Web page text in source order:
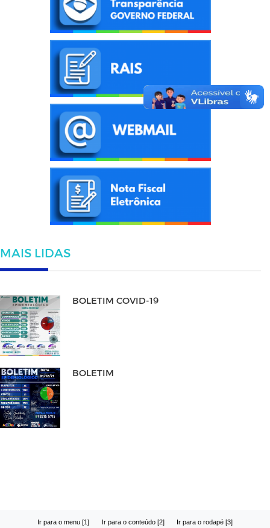
MAIS LIDAS
BOLETIM COVID-19
BOLETIM
Ir para o menu [1] Ir para o conteúdo [2] Ir para o rodapé [3]